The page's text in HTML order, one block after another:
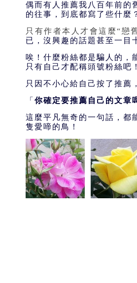
偶而有人推薦我八百年前的
的往事，到底都寫了些什麼
只有作者本人才會這麼“戀
已，沒興趣的話題甚至一目
唉！什麼粉絲都是騙人的，
只有自己才配稱頭號粉絲吧！
只因不小心給自己按了推薦
「 你確定要推薦自己的文章
這麼平凡無奇的一句話，都
隻愛啼的鳥！